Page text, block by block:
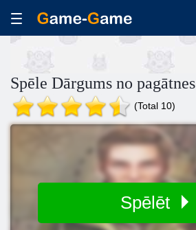
Spēle Dārgums no pagātnes
(Total 10)
Spēlēt